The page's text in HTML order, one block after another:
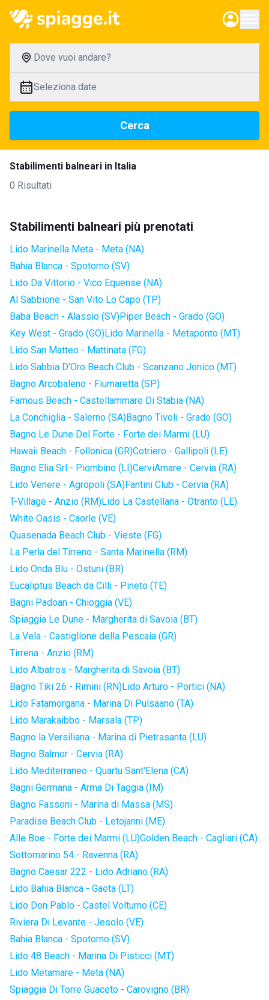
Dove vuoi andare?
Seleziona date
Cerca
Stabilimenti balneari in Italia
0 Risultati
Stabilimenti balneari più prenotati
Lido Marinella Meta - Meta (NA)
Bahia Blanca - Spotorno (SV)
Lido Da Vittorio - Vico Equense (NA)
Al Sabbione - San Vito Lo Capo (TP)
Baba Beach - Alassio (SV)Piper Beach - Grado (GO)
Key West - Grado (GO)Lido Marinella - Metaponto (MT)
Lido San Matteo - Mattinata (FG)
Lido Sabbia D'Oro Beach Club - Scanzano Jonico (MT)
Bagno Arcobaleno - Fiumaretta (SP)
Famous Beach - Castellammare Di Stabia (NA)
La Conchiglia - Salerno (SA)Bagno Tivoli - Grado (GO)
Bagno Le Dune Del Forte - Forte dei Marmi (LU)
Hawaii Beach - Follonica (GR)Cotriero - Gallipoli (LE)
Bagno Elia Srl - Piombino (LI)CerviAmare - Cervia (RA)
Lido Venere - Agropoli (SA)Fantini Club - Cervia (RA)
T-Village - Anzio (RM)Lido La Castellana - Otranto (LE)
White Oasis - Caorle (VE)
Quasenada Beach Club - Vieste (FG)
La Perla del Tirreno - Santa Marinella (RM)
Lido Onda Blu - Ostuni (BR)
Eucaliptus Beach da Cilli - Pineto (TE)
Bagni Padoan - Chioggia (VE)
Spiaggia Le Dune - Margherita di Savoia (BT)
La Vela - Castiglione della Pescaia (GR)
Tirrena - Anzio (RM)
Lido Albatros - Margherita di Savoia (BT)
Bagno Tiki 26 - Rimini (RN)Lido Arturo - Portici (NA)
Lido Fatamorgana - Marina Di Pulsaano (TA)
Lido Marakaibbo - Marsala (TP)
Bagno la Versiliana - Marina di Pietrasanta (LU)
Bagno Balmor - Cervia (RA)
Lido Mediterraneo - Quartu Sant'Elena (CA)
Bagni Germana - Arma Di Taggia (IM)
Bagno Fassoni - Marina di Massa (MS)
Paradise Beach Club - Letojanni (ME)
Alle Boe - Forte dei Marmi (LU)Golden Beach - Cagliari (CA)
Sottomarino 54 - Ravenna (RA)
Bagno Caesar 222 - Lido Adriano (RA)
Lido Bahia Blanca - Gaeta (LT)
Lido Don Pablo - Castel Volturno (CE)
Riviera Di Levante - Jesolo (VE)
Bahia Blanca - Spotorno (SV)
Lido 48 Beach - Marina Di Pisticci (MT)
Lido Metamare - Meta (NA)
Spiaggia Di Torre Guaceto - Carovigno (BR)